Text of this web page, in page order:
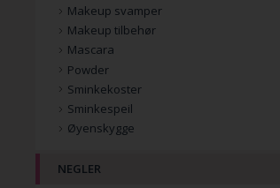
Makeup svamper
Makeup tilbehør
Mascara
Powder
Sminkekoster
Sminkespeil
Øyenskygge
NEGLER